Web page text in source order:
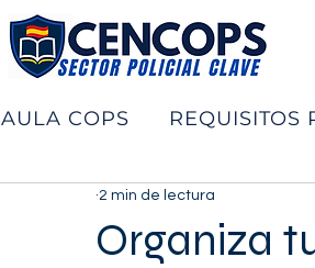
AULA COPS REQUISITOS
Organiza
2 min de lectura